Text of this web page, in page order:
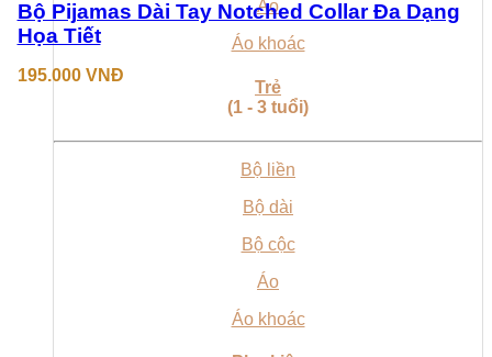
Áo
Áo khoác
Trẻ
(1 - 3 tuổi)
Bộ liền
Bộ dài
Bộ cộc
Áo
Áo khoác
có
thể
được
chọn
trên
phẩm
Bộ Pijamas Dài Tay Notched Collar Đa Dạng
Họa Tiết
195.000 VNĐ